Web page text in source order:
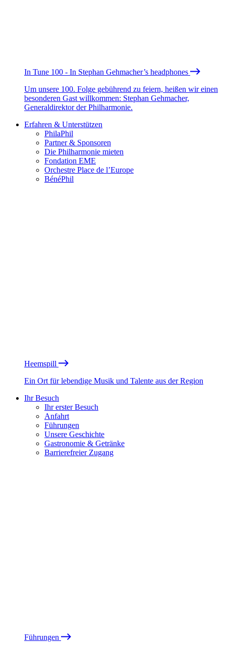
In Tune 100 - In Stephan Gehmacher’s headphones
Um unsere 100. Folge gebührend zu feiern, heißen wir einen
besonderen Gast willkommen: Stephan Gehmacher,
Generaldirektor der Philharmonie.
Erfahren & Unterstützen
PhilaPhil
Partner & Sponsoren
Die Philharmonie mieten
Fondation EME
Orchestre Place de l’Europe
BénéPhil
Heemspill
Ein Ort für lebendige Musik und Talente aus der Region
Ihr Besuch
Ihr erster Besuch
Anfahrt
Führungen
Unsere Geschichte
Gastronomie & Getränke
Barrierefreier Zugang
Führungen